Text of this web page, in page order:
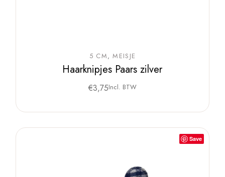
5 CM MEISJE
Haarknipjes Paars zilver
€3,75Incl. BTW
Save